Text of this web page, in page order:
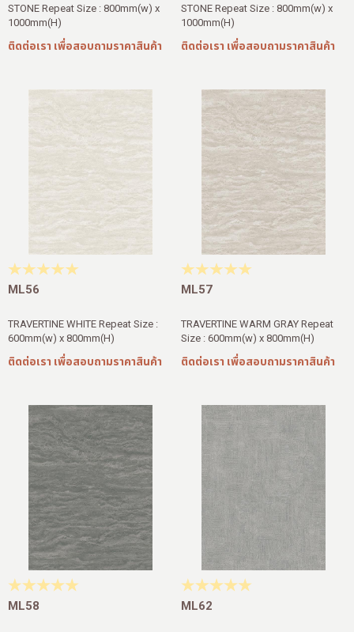
STONE Repeat Size : 800mm(w) x
1000mm(H)
ติดต่อเรา เพื่อสอบถามราคาสินค้า
STONE Repeat Size : 800mm(w) x
1000mm(H)
ติดต่อเรา เพื่อสอบถามราคาสินค้า
ML56
TRAVERTINE WHITE Repeat Size :
600mm(w) x 800mm(H)
ติดต่อเรา เพื่อสอบถามราคาสินค้า
ML57
TRAVERTINE WARM GRAY Repeat
Size : 600mm(w) x 800mm(H)
ติดต่อเรา เพื่อสอบถามราคาสินค้า
ML58 ML62